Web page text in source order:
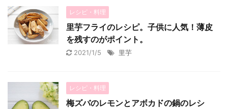
レシピ・料理
里芋フライのレシピ。子供に人気！薄皮
を残すのがポイント。
2021/1/5 里芋
レシピ・料理
梅ズバのレモンとアボカドの鍋のレシ